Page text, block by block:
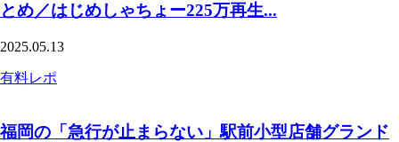
とめ／はじめしゃちょー225万再生...
2025.05.13
有料レポ
福岡の「急行が止まらない」駅前小型店舗グランド